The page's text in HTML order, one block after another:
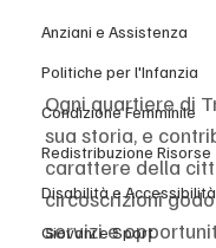
Anziani e Assistenza
Politiche per l'Infanzia
Condizione Femminile
Redistribuzione Risorse
Disabilità e Accessibilità
Giovani e Sport
Ogni quartiere di
sua storia, e
carattere della
circoscrizioni
servizi e